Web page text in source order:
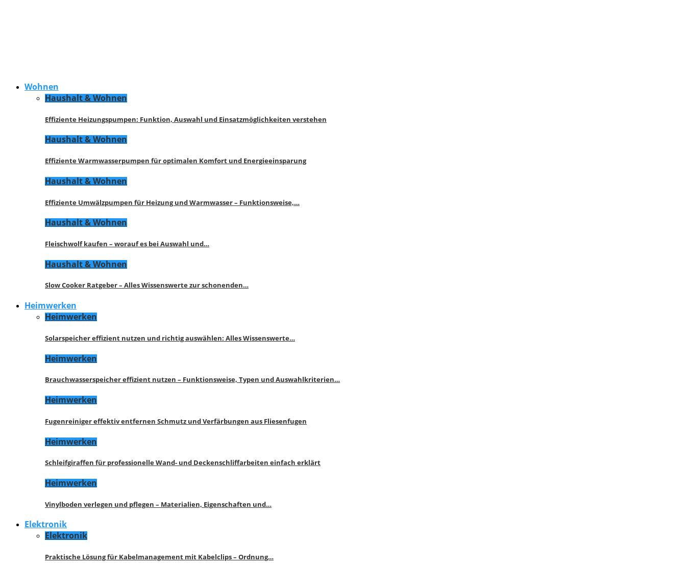
Wohnen
Haushalt & Wohnen
Effiziente Heizungspumpen: Funktion, Auswahl und Einsatzmöglichkeiten verstehen
Haushalt & Wohnen
Effiziente Warmwasserpumpen für optimalen Komfort und Energieeinsparung
Haushalt & Wohnen
Effiziente Umwälzpumpen für Heizung und Warmwasser – Funktionsweise,…
Haushalt & Wohnen
Fleischwolf kaufen – worauf es bei Auswahl und…
Haushalt & Wohnen
Slow Cooker Ratgeber – Alles Wissenswerte zur schonenden…
Heimwerken
Heimwerken
Solarspeicher effizient nutzen und richtig auswählen: Alles Wissenswerte…
Heimwerken
Brauchwasserspeicher effizient nutzen – Funktionsweise, Typen und Auswahlkriterien…
Heimwerken
Fugenreiniger effektiv entfernen Schmutz und Verfärbungen aus Fliesenfugen
Heimwerken
Schleifgiraffen für professionelle Wand- und Deckenschliffarbeiten einfach erklärt
Heimwerken
Vinylboden verlegen und pflegen – Materialien, Eigenschaften und…
Elektronik
Elektronik
Praktische Lösung für Kabelmanagement mit Kabelclips – Ordnung…